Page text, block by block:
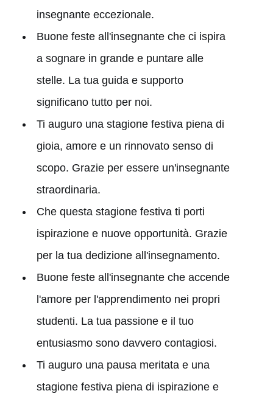
insegnante eccezionale.
Buone feste all'insegnante che ci ispira
a sognare in grande e puntare alle
stelle. La tua guida e supporto
significano tutto per noi.
Ti auguro una stagione festiva piena di
gioia, amore e un rinnovato senso di
scopo. Grazie per essere un'insegnante
straordinaria.
Che questa stagione festiva ti porti
ispirazione e nuove opportunità. Grazie
per la tua dedizione all'insegnamento.
Buone feste all'insegnante che accende
l'amore per l'apprendimento nei propri
studenti. La tua passione e il tuo
entusiasmo sono davvero contagiosi.
Ti auguro una pausa meritata e una
stagione festiva piena di ispirazione e